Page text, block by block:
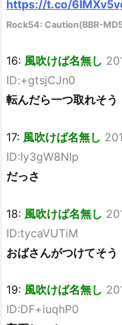
https://t.co/
Rock54: Caution(BBR-
16: 風吹けば名無し
ID:+gtsjCJn0
転んだら一つ取れそう
17: 風吹けば名無し
ID:Iy3gW8NIp
だっさ
18: 風吹けば名無し
ID:tycaVUTiM
おばさんがつけてそう
19: 風吹けば名無し
ID:DF+iuqhP0